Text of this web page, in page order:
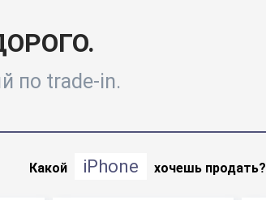
по trade-in.
Какой iPhone хочешь продать?